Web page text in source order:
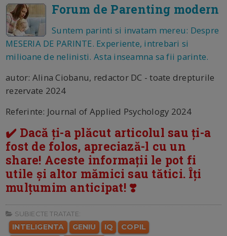
Forum de Parenting modern
Suntem parinti si invatam mereu: Despre
MESERIA DE PARINTE. Experiente, intrebari si
milioane de nelinisti. Asta inseamna sa fii parinte.
autor: Alina Ciobanu, redactor DC - toate drepturile
rezervate 2024
Referinte: Journal of Applied Psychology 2024
✔️ Dacă ți-a plăcut articolul sau ți-a
fost de folos, apreciază-l cu un
share! Aceste informații le pot fi
utile și altor mămici sau tătici. Îți
mulțumim anticipat! ❣️
SUBIECTE TRATATE:
INTELIGENTA GENIU IQ
COPIL